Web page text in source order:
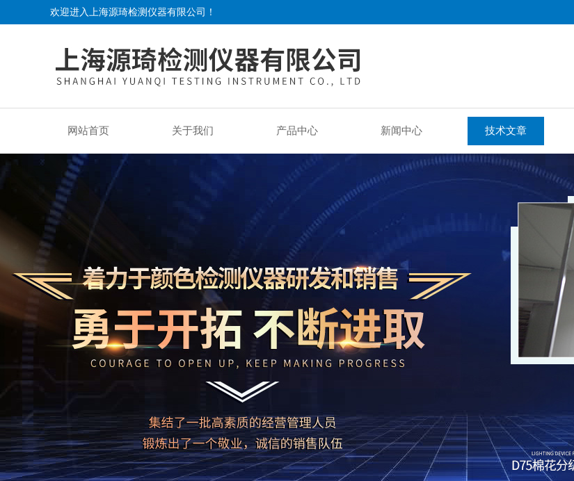
欢迎进入上海源琦检测仪器有限公司！
网站首页 关于我们 产品中心 新闻中心 技术文章